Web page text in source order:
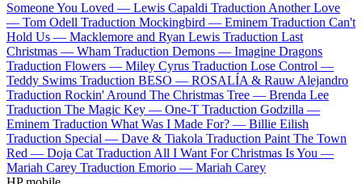
Someone You Loved — Lewis Capaldi Traduction Another Love
— Tom Odell Traduction Mockingbird — Eminem Traduction Can't
Hold Us — Macklemore and Ryan Lewis Traduction Last
Christmas — Wham Traduction Demons — Imagine Dragons
Traduction Flowers — Miley Cyrus Traduction Lose Control —
Teddy Swims Traduction BESO — ROSALÍA & Rauw Alejandro
Traduction Rockin' Around The Christmas Tree — Brenda Lee
Traduction The Magic Key — One-T Traduction Godzilla —
Eminem Traduction What Was I Made For? — Billie Eilish
Traduction Special — Dave & Tiakola Traduction Paint The Town
Red — Doja Cat Traduction All I Want For Christmas Is You —
Mariah Carey Traduction Emorio — Mariah Carey